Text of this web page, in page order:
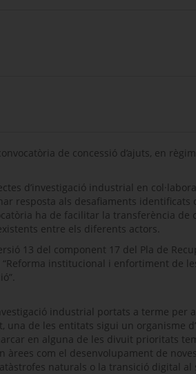
de concessió d’ajuts, en
d’investigació industrial en
resposta als desafiaments identificats
ha de facilitar la transferència de
entre els diferents actors.
13 del component 17 del Pla de
institucional i enfortiment de
industrial portats a terme per
de les entitats sigui un organisme
en alguna de les divuit prioritats
àrees com el desenvolupament de
naturals o la transició digital al